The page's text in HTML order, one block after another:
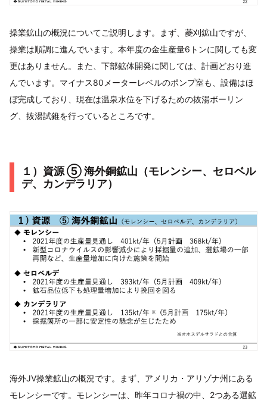
操業鉱山の概況についてご説明します。まず、菱刈鉱山ですが、
操業は順調に進んでいます。本年度の金生産量6トンに関しても変
更はありません。また、下部鉱体開発に関しては、計画どおり進
んでいます。マイナス80メーターレベルのポンプ室も、設備はほ
ぼ完成しており、現在は温泉水位を下げるための抜湯ボーリン
グ、抜湯試錐を行っているところです。
１）資源 ⑤ 海外銅鉱山（モレンシー、セロベル
デ、カンデラリア）
海外JV操業鉱山の概況です。まず、アメリカ・アリゾナ州にある
モレンシーです。モレンシーは、昨年コロナ禍の中、2つある選鉱